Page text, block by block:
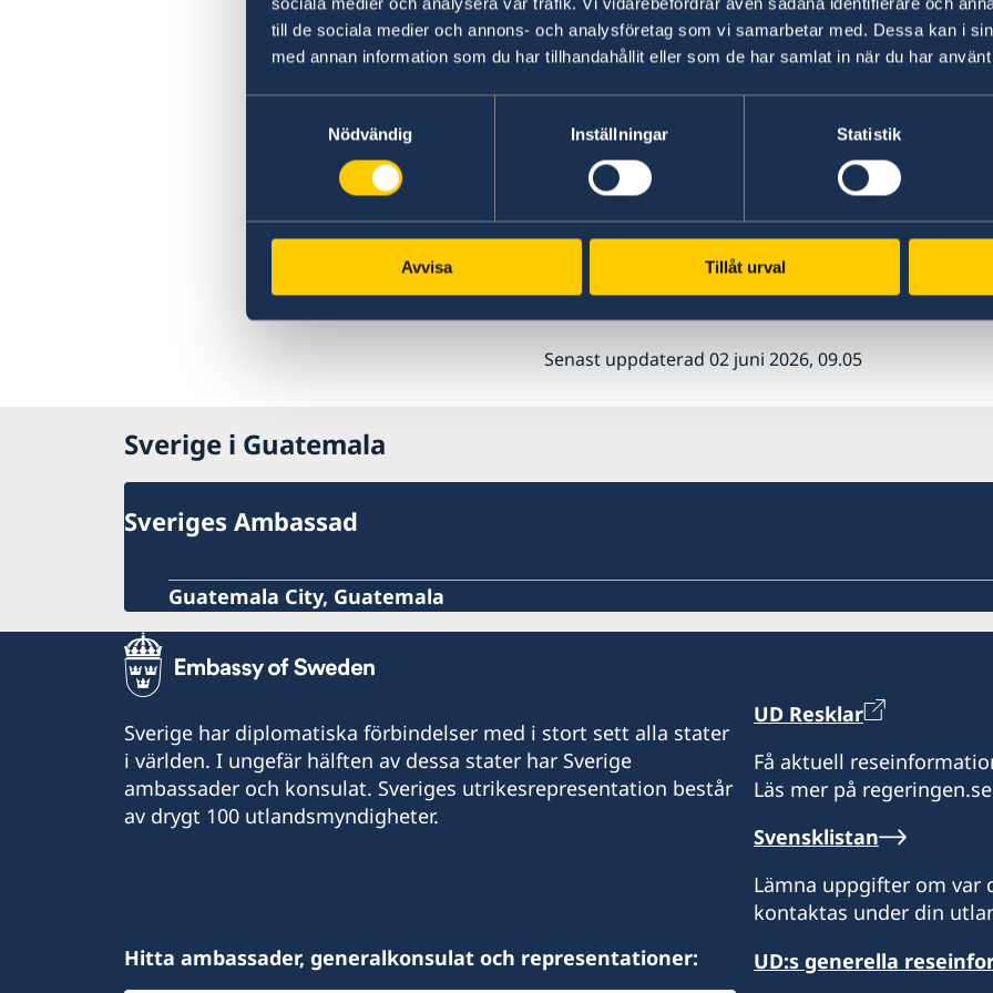
till de sociala medier och annons- och analysföretag som vi samarbetar med. Dessa kan i
med annan information som du har tillhandahållit eller som de har samlat in när du har
Nödvändig
Inställningar Statistik
Avvisa Tillåt urval
runt).
INGUAT kan också arrangera poliseskort för
Tänk alltid på att underrätta oroliga anhöriga
uppstår i vistelselandet som t.ex.
UD:s webbplatsfinns mer information om
till med. Se ävenUD:s allmänna rådinför
Senast uppdaterad 02 juni 2026, 09.05
Sverige i Guatemala
Sveriges Ambassad
Guatemala City, Guatemala
Sverige har diplomatiska förbindelser med i stort sett alla stater
i världen. I ungefär hälften av dessa stater har Sverige
ambassader och konsulat. Sveriges utrikesrepresentation består
av drygt 100 utlandsmyndigheter.
Hitta ambassader, generalkonsulat och representationer:
UD Resklar
Få aktuell
Läs mer på
Svensklistan
Lämna uppgifter om var
kontaktas under din
UD:s generella